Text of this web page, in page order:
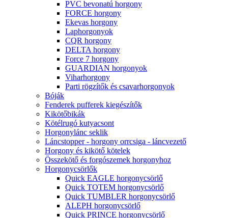
PVC bevonatú horgony
FORCE horgony
Ekevas horgony
Laphorgonyok
CQR horgony
DELTA horgony
Force 7 horgony
GUARDIAN horgonyok
Viharhorgony
Parti rögzítők és csavarhorgonyok
Bóják
Fenderek pufferek kiegészítők
Kikötőbikák
Kötélrugó kutyacsont
Horgonylánc seklik
Láncstopper - horgony orrcsiga - láncvezető
Horgony és kikötő kötelek
Összekötő és forgószemek horgonyhoz
Horgonycsörlők
Quick EAGLE horgonycsörlő
Quick TOTEM horgonycsörlő
Quick TUMBLER horgonycsörlő
ALEPH horgonycsörlő
Quick PRINCE horgonycsörlő